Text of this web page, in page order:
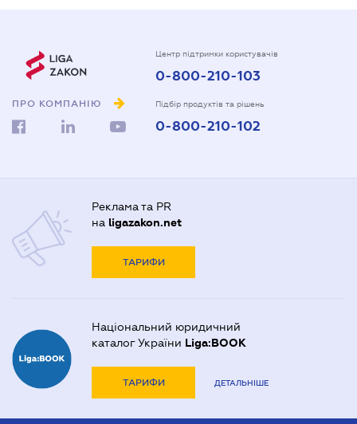
ПРО КОМПАНІЮ
Центр підтримки користувачів
0-800-210-103
Підбір продуктів та рішень
0-800-210-102
Реклама та PR
на ligazakon.net
ТАРИФИ
Національний юридичний
каталог України Liga:BOOK
ТАРИФИ ДЕТАЛЬНІШЕ